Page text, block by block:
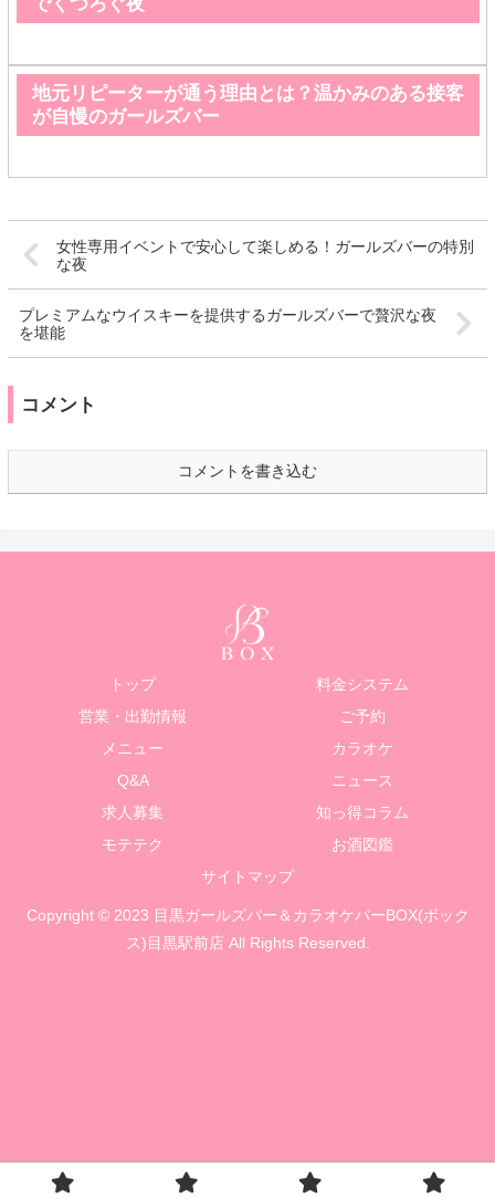
地元リピーターが通う理由とは？温かみのある接客
が自慢のガールズバー
女性専用イベントで安心して楽しめる！ガールズバーの特別
な夜
プレミアムなウイスキーを提供するガールズバーで贅沢な夜
を堪能
コメント
コメントを書き込む
トップ
料金システム
営業・出勤情報
ご予約
メニュー
カラオケ
Q&A
ニュース
求人募集
知っ得コラム
モテテク
お酒図鑑
サイトマップ
Copyright © 2023 目黒ガールズバー＆カラオケバーBOX(ボック
ス)目黒駅前店 All Rights Reserved.